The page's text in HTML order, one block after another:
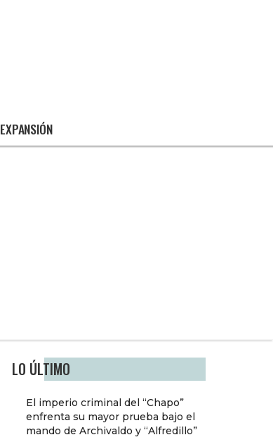
EXPANSIÓN
LO ÚLTIMO
El imperio criminal del “Chapo”
enfrenta su mayor prueba bajo el
mando de Archivaldo y “Alfredillo”